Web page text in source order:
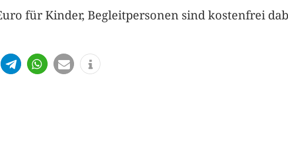
für Kinder, Begleitpersonen sind kostenfrei